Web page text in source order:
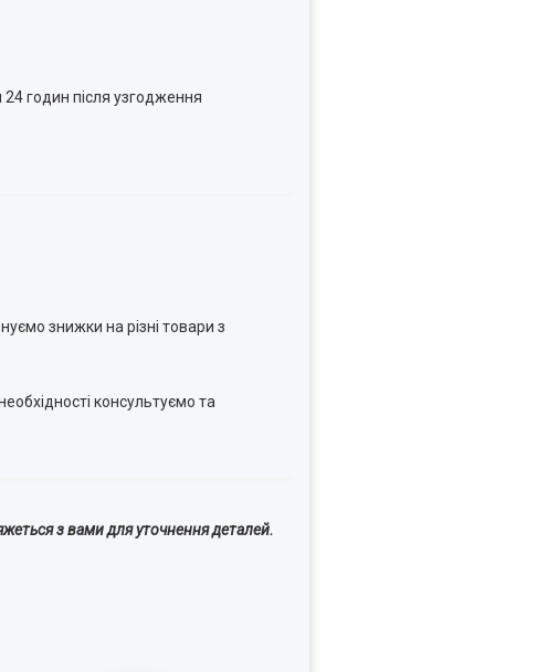
годин після узгодження
знижки на різні товари з
консультуємо та
з вами для уточнення деталей.